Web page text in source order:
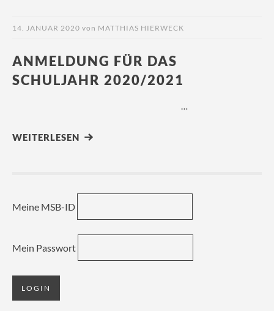
14. JANUAR 2020 von MATTHIAS HIERWECK
ANMELDUNG FÜR DAS
SCHULJAHR 2020/2021
…
WEITERLESEN
Meine MSB-ID
Mein Passwort